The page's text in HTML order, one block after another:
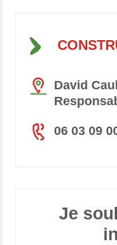
David
06 03 09
Je